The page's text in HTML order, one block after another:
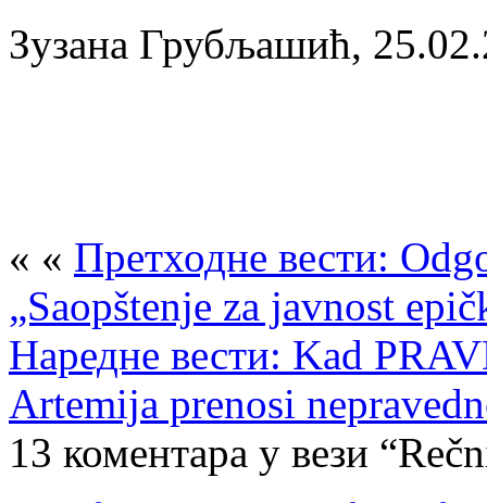
Зузана Грубљашић,
« « Претходне вести:
„Saopštenje za javnost
Наредне вести: Kad
Artemija prenosi
13 коментара у вези